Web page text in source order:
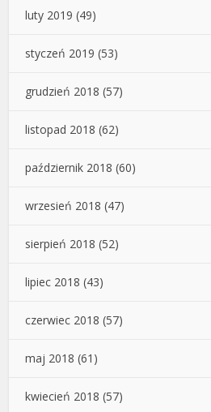
luty 2019 (49)
styczeń 2019 (53)
grudzień 2018 (57)
listopad 2018 (62)
październik 2018 (60)
wrzesień 2018 (47)
sierpień 2018 (52)
lipiec 2018 (43)
czerwiec 2018 (57)
maj 2018 (61)
kwiecień 2018 (57)